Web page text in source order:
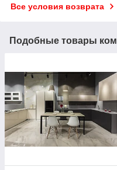
Все условия возврата
Подобные товары